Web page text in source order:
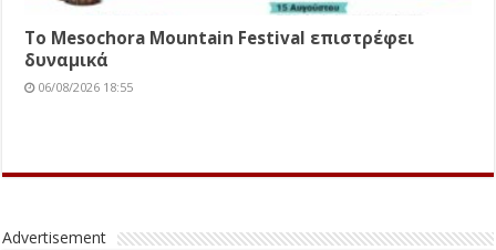
Το Mesochora Mountain Festival επιστρέφει
δυναμικά
06/08/2026 18:55
Advertisement